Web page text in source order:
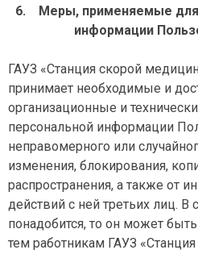
6. Меры, применяемые для
информации
ГАУЗ «Станция скорой
принимает необходимые и
организационные и
персональной информации
неправомерного или
изменения, блокирования,
распространения, а также от
действий с ней третьих лиц. В
понадобится, то он может
тем работникам ГАУЗ